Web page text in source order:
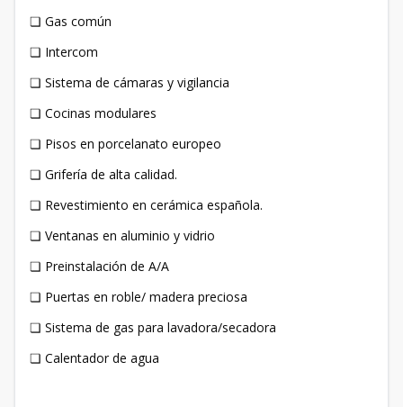
❏ Gas común
❏ Intercom
❏ Sistema de cámaras y vigilancia
❏ Cocinas modulares
❏ Pisos en porcelanato europeo
❏ Grifería de alta calidad.
❏ Revestimiento en cerámica española.
❏ Ventanas en aluminio y vidrio
❏ Preinstalación de A/A
❏ Puertas en roble/ madera preciosa
❏ Sistema de gas para lavadora/secadora
❏ Calentador de agua